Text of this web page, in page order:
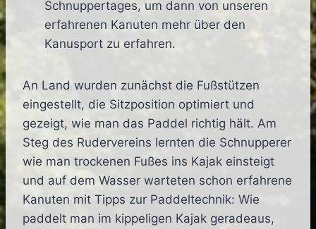
Schnuppertages, um dann von unseren
erfahrenen Kanuten mehr über den
Kanusport zu erfahren.
An Land wurden zunächst die Fußstützen
eingestellt, die Sitzposition optimiert und
gezeigt, wie man das Paddel richtig hält. Am
Steg des Rudervereins lernten die Schnupperer
wie man trockenen Fußes ins Kajak einsteigt
und auf dem Wasser warteten schon erfahrene
Kanuten mit Tipps zur Paddeltechnik: Wie
paddelt man im kippeligen Kajak geradeaus,